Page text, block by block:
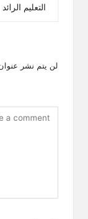
التعليم الرائد
لن يتم نشر